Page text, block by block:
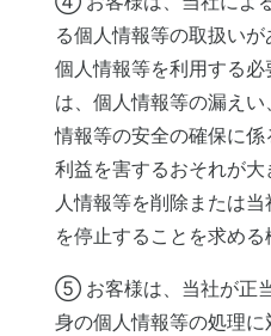
る個人情報等の取扱い
個人情報等を利用する
は、個人情報等の漏え
情報等の安全の確保に
利益を害するおそれが
人情報等を削除または
を停止することを求める
⑤ お客様は、当社が正
身の個人情報等の処理